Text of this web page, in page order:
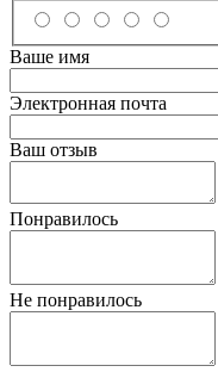
Ваше имя
Электронная почта
Ваш отзыв
Понравилось
Не понравилось